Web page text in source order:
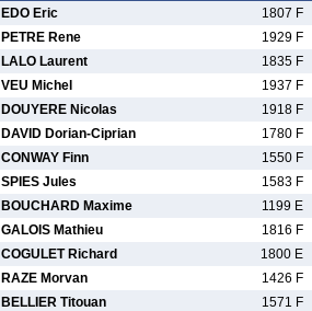
EDO Eric
1807 F
PETRE Rene
1929 F
LALO Laurent
1835 F
VEU Michel
1937 F
DOUYERE Nicolas
1918 F
DAVID Dorian-Ciprian
1780 F
CONWAY Finn
1550 F
SPIES Jules
1583 F
BOUCHARD Maxime
1199 E
GALOIS Mathieu
1816 F
COGULET Richard
1800 E
RAZE Morvan
1426 F
BELLIER Titouan
1571 F